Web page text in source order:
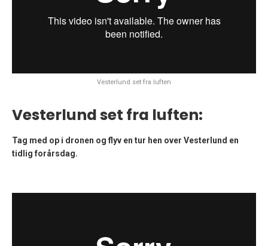
Vesterlund set fra luften
Vesterlund set fra luften:
Tag med op i dronen og flyv en tur hen over Vesterlund en
tidlig forårsdag.